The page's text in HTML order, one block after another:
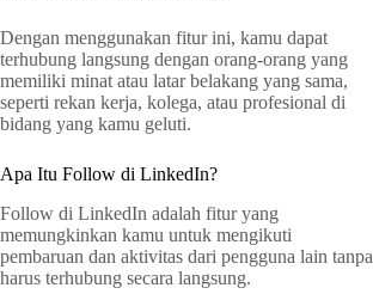
Dengan menggunakan fitur ini, kamu dapat
terhubung langsung dengan orang-orang yang
memiliki minat atau latar belakang yang sama,
seperti rekan kerja, kolega, atau profesional di
bidang yang kamu geluti.
Apa Itu Follow di LinkedIn?
Follow di LinkedIn adalah fitur yang
memungkinkan kamu untuk mengikuti
pembaruan dan aktivitas dari pengguna lain tanpa
harus terhubung secara langsung.